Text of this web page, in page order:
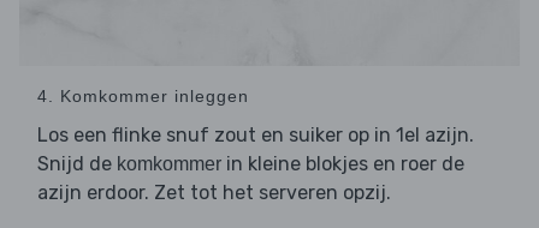
4. Komkommer inleggen
Los een flinke snuf zout en suiker op in 1el azijn.
Snijd de komkommer in kleine blokjes en roer de
azijn erdoor. Zet tot het serveren opzij.